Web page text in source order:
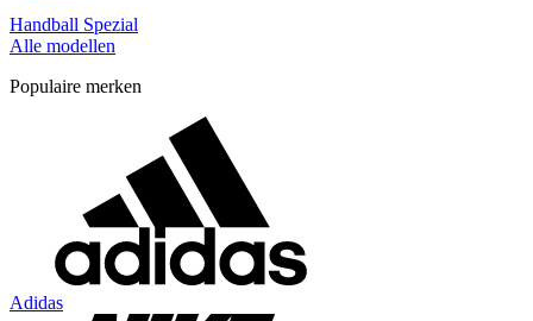
Handball Spezial
Alle modellen
Populaire merken
Adidas